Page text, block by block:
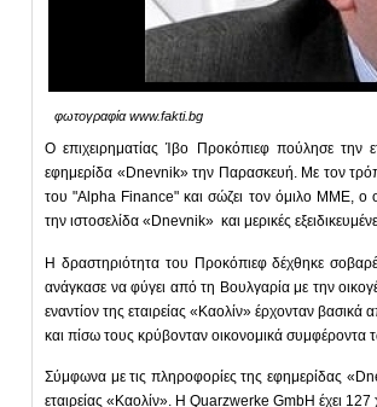
φωτογραφία www.fakti.bg
Ο επιχειρηματίας Ίβο Προκόπιεφ πούλησε την
εφημερίδα «Dnevnik» την Παρασκευή. Με τον
του "Alpha Finance" και σώζει τον όμιλο ΜΜΕ, ο
την ιστοσελίδα «Dnevnik» και μερικές
Η δραστηριότητα του Προκόπιεφ δέχθηκε
ανάγκασε να φύγει από τη Βουλγαρία με την
εναντίον της εταιρείας «Καολίν» έρχονταν
και πίσω τους κρύβονταν οικονομικά συμφέροντα
Σύμφωνα με τις πληροφορίες της εφημερίδας
εταιρείας «Καολίν». Η Quarzwerke GmbH έχει